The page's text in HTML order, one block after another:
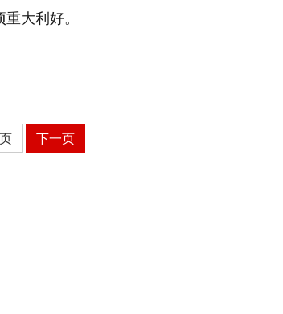
大利好。
页 下一页